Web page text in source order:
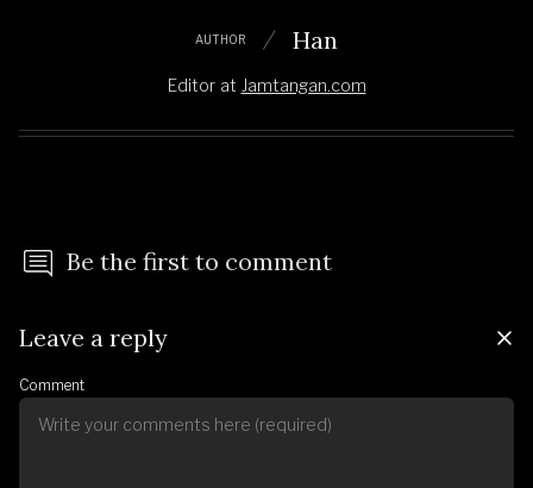
AUTHOR Han
Editor at Jamtangan.com
Be the first to comment
Leave a reply
Comment